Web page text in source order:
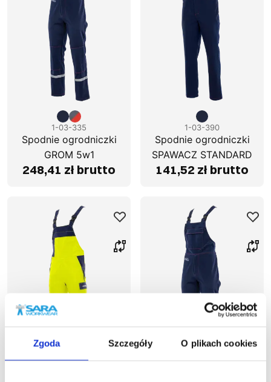
Zgoda Szczegóły O plikach cookies
1-03-335
Spodnie ogrodniczki
GROM 5w1
248,41 zł brutto
1-03-390
Spodnie ogrodniczki
SPAWACZ STANDARD
141,52 zł brutto